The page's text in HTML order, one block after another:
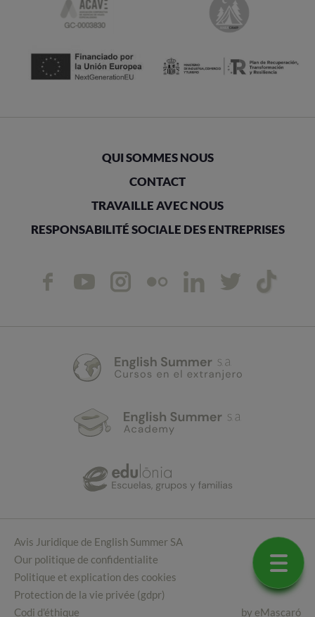
QUI SOMMES NOUS
CONTACT
TRAVAILLE AVEC NOUS
RESPONSABILITÉ SOCIALE DES ENTREPRISES
Avis Juridique de English Summer SA
Our politique de confidentialite
Politique et explication des cookies
Protection de la vie privée (gdpr)
Codi d'éthique
by eMascaró